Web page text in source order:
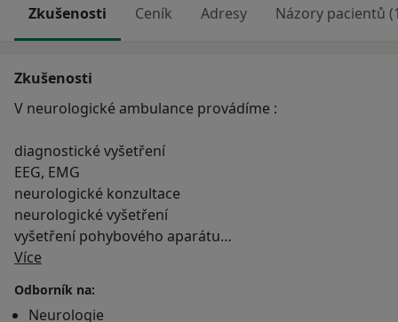
Zkušenosti Ceník Adresy Názory pacientů
Zkušenosti
V neurologické ambulance provádíme :
diagnostické vyšetření
EEG, EMG
neurologické konzultace
neurologické vyšetření
vyšetření pohybového aparátu
vyšetření rovnováhy
Více
Odborník na:
Neurologie